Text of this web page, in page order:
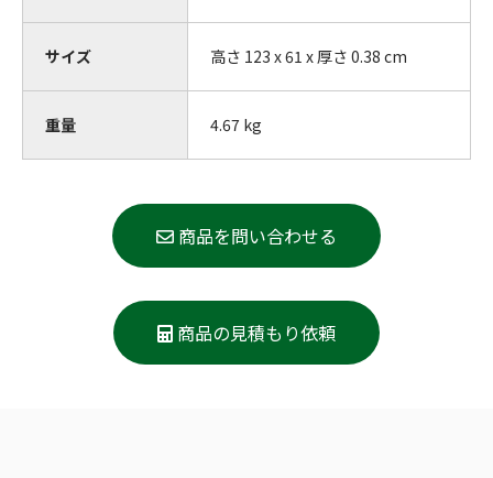
サイズ 高さ 123 x 61 x 厚さ 0.38 cm
重量 4.67 kg
商品を問い合わせる
商品の見積もり依頼